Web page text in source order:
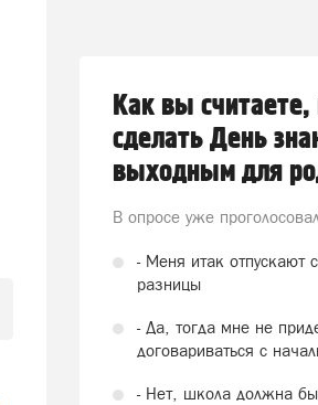
Как вы
сделать День
выходным для
В опросе уже
- Меня итак отпускают
разницы
- Да, тогда мне не
договариваться с
- Нет, школа должна